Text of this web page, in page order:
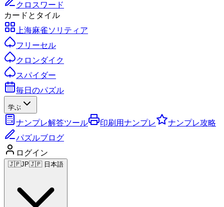
クロスワード
カードとタイル
上海麻雀ソリティア
フリーセル
クロンダイク
スパイダー
毎日のパズル
学ぶ
ナンプレ解答ツール 印刷用ナンプレ
ナンプレ攻略
パズルブログ
ログイン
🇯🇵JP🇯🇵 日本語